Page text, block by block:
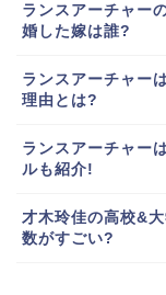
ランスアーチャー
婚した嫁は誰?
ランスアーチャー
理由とは?
ランスアーチャー
ルも紹介!
才木玲佳の高校&
数がすごい?